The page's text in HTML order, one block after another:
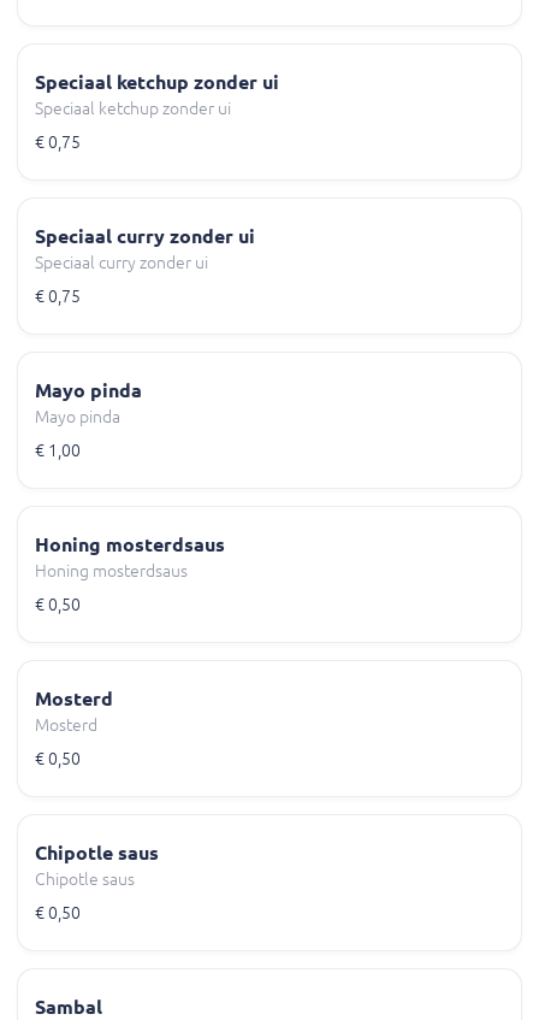
Speciaal ketchup zonder ui
Speciaal ketchup zonder ui
€ 0,75
Speciaal curry zonder ui
Speciaal curry zonder ui
€ 0,75
Mayo pinda
Mayo pinda
€ 1,00
Honing mosterdsaus
Honing mosterdsaus
€ 0,50
Mosterd
Mosterd
€ 0,50
Chipotle saus
Chipotle saus
€ 0,50
Sambal